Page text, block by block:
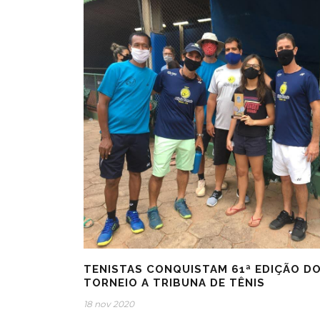
TENISTAS CONQUISTAM 61ª EDIÇÃO
TORNEIO A TRIBUNA DE TÊNIS
18 nov 2020